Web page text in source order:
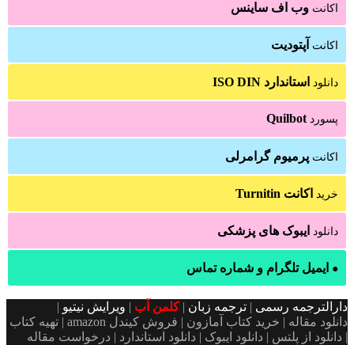
اکانت وب اف ساینس
اکانت آپتودیت
دانلود استاندارد ISO DIN
پسوردQuilbot
اکانت پرمیوم گرامرلی
خرید اکانت Turnitin
دانلود ایبوک های پزشکی
● ایمیل تلگرام و شماره تماس
دارالترجمه رسمی | ترجمه زبان |کلمن آب | ویرایش نیتیو |
دانلود مقاله | خرید کتاب آمازون | فروش کیندل amazon | تهیه کتاب
| دانلود از پلتس | دانلود ایبوک | دانلود استاندارد | درخواست مقاله